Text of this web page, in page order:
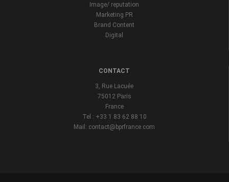
Image/ reputation
Marketing PR
Brand Content
Digital
CONTACT
3, Rue Lacuée
75012 Paris
France
Tel : +33 1 83 62 88 10
Mail: contact@bprfrance.com